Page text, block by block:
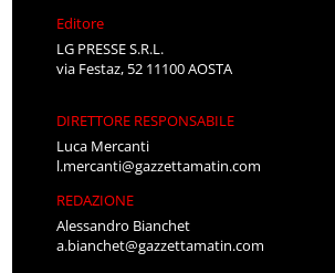
Editore
LG PRESSE S.R.L.
via Festaz, 52 11100 AOSTA
DIRETTORE RESPONSABILE
Luca Mercanti
l.mercanti@gazzettamatin.com
REDAZIONE
Alessandro Bianchet
a.bianchet@gazzettamatin.com